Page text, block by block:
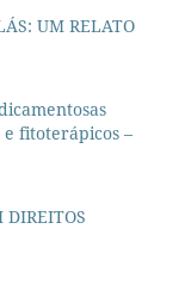
UM RELATO
fitoterápicos –
DIREITOS